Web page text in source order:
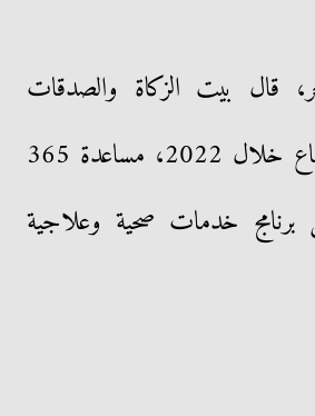
قال بيت الزكاة والصدقات
المصري، إنه استطاع خلال 2022، مساعدة 365
برنامج خدمات صحية وعلاجية